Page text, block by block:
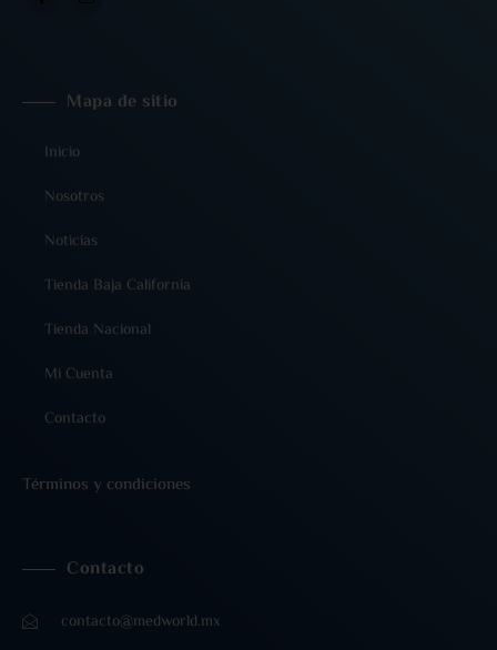
Mapa de sitio
Inicio
Nosotros
Noticias
Tienda Baja California
Tienda Nacional
Mi Cuenta
Contacto
Términos y condiciones
Contacto
contacto@medworld.mx